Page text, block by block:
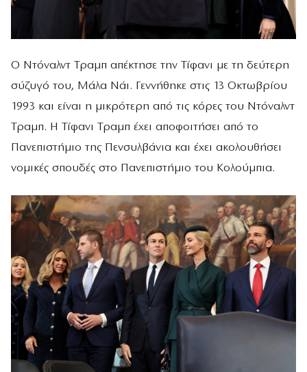
Ο Ντόναλντ Τραμπ απέκτησε την Τίφανι με τη δεύτερη
σύζυγό του, Μάλα Νάι. Γεννήθηκε στις 13 Οκτωβρίου
1993 και είναι η μικρότερη από τις κόρες του Ντόναλντ
Τραμπ. Η Τίφανι Τραμπ έχει αποφοιτήσει από το
Πανεπιστήμιο της Πενσυλβάνια και έχει ακολουθήσει
νομικές σπουδές στο Πανεπιστήμιο του Κολούμπια.